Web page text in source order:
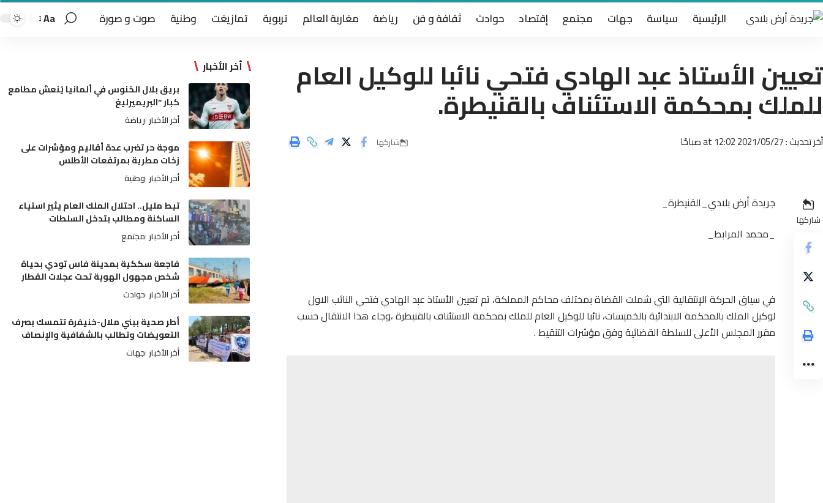
الرئيسية سياسة جهات مجتمع إقتصاد حوادث ثقافة و فن رياضة مغاربة العالم تربوية تمازيغت وطنية صوت و صورة Aa
تعيين الأستاذ عبد الهادي فتحي نائبا للوكيل العام
للملك بمحكمة الاستئناف بالقنيطرة.
أخر تحديث : 2021/05/27 at 12:02 صباحًا شاركها
شاركها
جريدة أرض بلادي_القنيطرة_
_محمد المرابط_
فيسياق الحركة الإنتقالية التي شملت القضاة بمختلف محاكم المملكة، تم تعيين الأستاذ عبد الهادي فتحي النائب الاول
لوكيل الملك بالمحكمة الابتدائية بالخميسات، نائبا للوكيل العام للملك بمحكمة الاستئناف بالقنيطرة ،وجاء هذا الانتقال حسب
مقرر المجلس الأعلى للسلطة القضائية وفق مؤشرات التنقيط .
أخر الأخبار
بريق بلال الخنوس في ألمانيا يُنعش مطامع
كبار “البريميرليغ
أخر الأخبار رياضة
موجة حر تضرب عدة أقاليم ومؤشرات على
زخات مطرية بمرتفعات الأطلس
أخر الأخبار وطنية
تيط مليل.. احتلال الملك العام يثير استياء
الساكنة ومطالب بتدخل السلطات
أخر الأخبار مجتمع
فاجعة سككية بمدينة فاس تودي بحياة
شخص مجهول الهوية تحت عجلات القطار
أخر الأخبار حوادث
أطر صحية ببني ملال-خنيفرة تتمسك بصرف
التعويضات وتطالب بالشفافية والإنصاف
أخر الأخبار جهات